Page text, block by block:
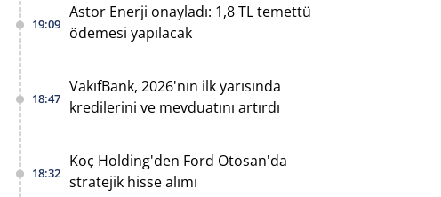
19:09
Astor Enerji onayladı: 1,8 TL temettü
ödemesi yapılacak
18:47
VakıfBank, 2026'nın ilk yarısında
kredilerini ve mevduatını artırdı
18:32
Koç Holding'den Ford Otosan'da
stratejik hisse alımı